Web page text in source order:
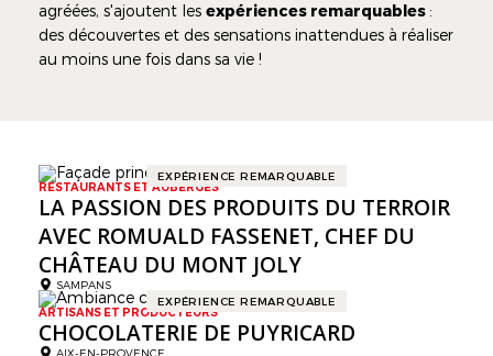
agréées, s'ajoutent les expériences remarquables :
des découvertes et des sensations inattendues à réaliser
au moins une fois dans sa vie !
EXPÉRIENCE REMARQUABLE
RESTAURANTS ET AUBERGES
LA PASSION DES PRODUITS DU TERROIR
AVEC ROMUALD FASSENET, CHEF DU
CHÂTEAU DU MONT JOLY
SAMPANS
EXPÉRIENCE REMARQUABLE
ARTISANS ET PRODUCTEURS
CHOCOLATERIE DE PUYRICARD
AIX-EN-PROVENCE